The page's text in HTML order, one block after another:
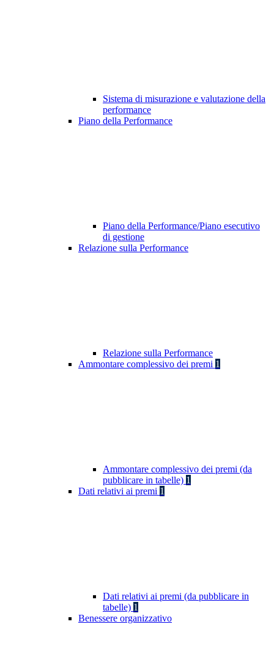
Sistema di misurazione e valutazione della
performance
Piano della Performance
Piano della Performance/Piano esecutivo
di gestione
Relazione sulla Performance
Relazione sulla Performance
Ammontare complessivo dei premi 1
Ammontare complessivo dei premi (da
pubblicare in tabelle) 1
Dati relativi ai premi 1
Dati relativi ai premi (da pubblicare in
tabelle) 1
Benessere organizzativo